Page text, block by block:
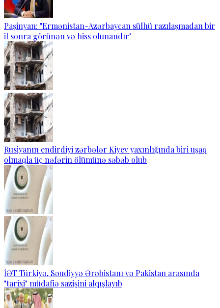
Paşinyan: "Ermənistan-Azərbaycan sülhü razılaşmadan bir
il sonra görünən və hiss olunandır"
Rusiyanın endirdiyi zərbələr Kiyev yaxınlığında biri uşaq
olmaqla üç nəfərin ölümünə səbəb olub
İƏT Türkiyə, Səudiyyə Ərəbistanı və Pakistan arasında
"tarixi" müdafiə sazişini alqışlayıb